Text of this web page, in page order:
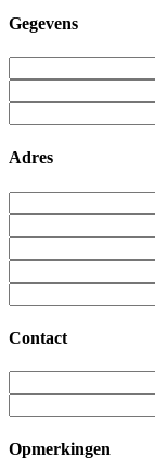
Gegevens
Adres
Contact
Opmerkingen